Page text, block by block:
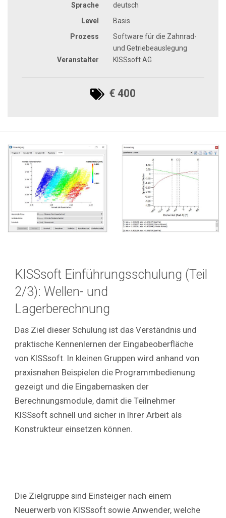
Sprache
deutsch
Level
Basis
Prozess
Software für die Zahnrad-
und Getriebeauslegung
Veranstalter
KISSsoft AG
€ 400
KISSsoft Einführungsschulung (Teil
2/3): Wellen- und
Lagerberechnung
Das Ziel dieser Schulung ist das Verständnis und
praktische Kennenlernen der Eingabeoberfläche
von KISSsoft. In kleinen Gruppen wird anhand von
praxisnahen Beispielen die Programmbedienung
gezeigt und die Eingabemasken der
Berechnungsmodule, damit die Teilnehmer
KISSsoft schnell und sicher in Ihrer Arbeit als
Konstrukteur einsetzen können.
Die Zielgruppe sind Einsteiger nach einem
Neuerwerb von KISSsoft sowie Anwender, welche